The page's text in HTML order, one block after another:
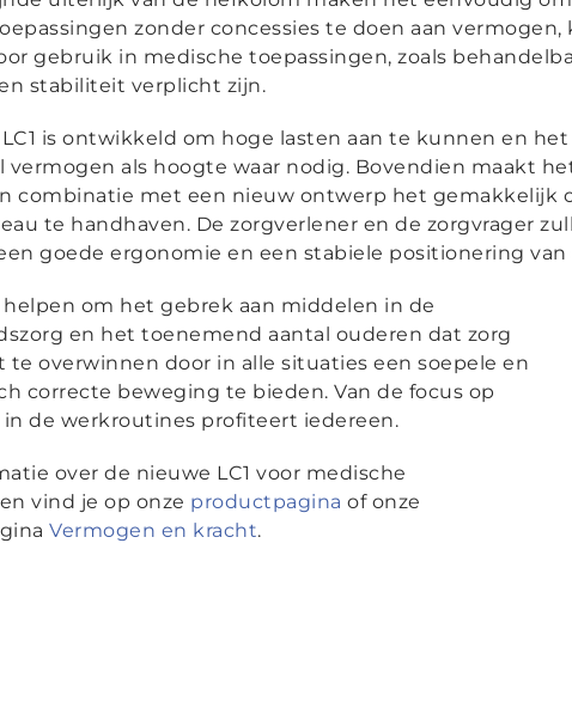
zonder concessies te doen aan vermogen,
gebruik in medische toepassingen, zoals
stabiliteit verplicht zijn.
is ontwikkeld om hoge lasten aan te kunnen en
vermogen als hoogte waar nodig. Bovendien maakt
combinatie met een nieuw ontwerp het gemakkelijk
te handhaven. De zorgverlener en de zorgvrager
goede ergonomie en een stabiele positionering
helpen om het gebrek aan middelen in de
en het toenemend aantal ouderen dat zorg
te overwinnen door in alle situaties een soepele en
correcte beweging te bieden. Van de focus op
de werkroutines profiteert iedereen.
over de nieuwe LC1 voor medische
vind je op onze productpagina of onze
Vermogen en kracht.